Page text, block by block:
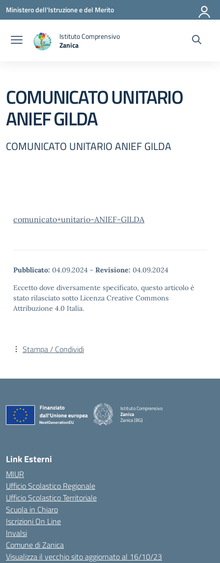
Vai ai contenuti
Vai al menu di navigazione
Vai al footer
Ministero dell'Istruzione e del Merito
Istituto Comprensivo
Zanica
COMUNICATO UNITARIO
ANIEF GILDA
COMUNICATO UNITARIO ANIEF GILDA
comunicato+unitario-ANIEF-GILDA
Pubblicato: 04.09.2024 - Revisione: 04.09.2024
Eccetto dove diversamente specificato, questo articolo è
stato rilasciato sotto Licenza Creative Commons
Attribuzione 4.0 Italia.
Stampa / Condividi
Istituto Comprensivo
Zanica
Zanica (BG)
Link Esterni
MIUR
Ufficio Scolastico Regionale
Ufficio Scolastico Territoriale
Scuola in Chiaro
Iscrizioni On Line
Invalsi
Comune di Zanica
Visualizza il vecchio sito aggiornato al 16/10/23